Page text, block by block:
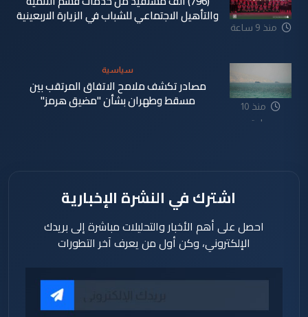
منذ 9 ساعة
والتأهيل الاجتماعي للشباب في الزيارة الاربعينية
منذ 10
ساعة
سياسية
مصادر تكشف ملامح الاتفاق المرتقب بين
مسقط وطهران بشأن "مضيق هرمز"
اشترك في النشرة الإخبارية
احصل على أهم الأخبار والتحليلات مباشرة إلى بريدك
الإلكتروني، وكن أول من يعرف آخر التطورات